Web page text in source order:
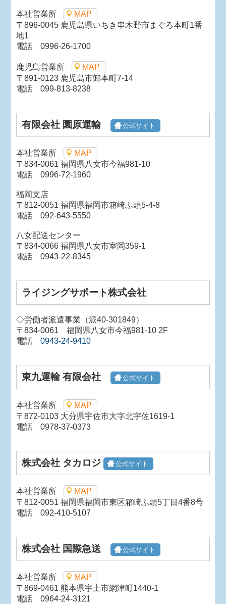
本社営業所
MAP
〒896-0045 鹿児島県いちき串木野市まぐろ本町1番
地1
電話 0996-26-1700
鹿児島営業所
MAP
〒891-0123 鹿児島市卸本町7-14
電話 099-813-8238
有限会社 園原運輸 公式サイト
本社営業所
MAP
〒834-0061 福岡県八女市今福981-10
電話 0996-72-1960
福岡支店
〒812-0051 福岡県福岡市箱崎ふ頭5-4-8
電話 092-643-5550
八女配送センター
〒834-0066 福岡県八女市室岡359-1
電話 0943-22-8345
ライジングサポート株式会社
◇労働者派遣事業（派40-301849）
〒834-0061 福岡県八女市今福981-10 2F
電話0943-24-9410
東九運輸 有限会社 公式サイト
本社営業所
MAP
〒872-0103 大分県宇佐市大字北宇佐1619-1
電話 0978-37-0373
株式会社 タカロジ 公式サイト
本社営業所
MAP
〒812-0051 福岡県福岡市東区箱崎ふ頭5丁目4番8号
電話 092-410-5107
株式会社 国際急送 公式サイト
本社営業所
MAP
〒869-0461 熊本県宇土市網津町1440-1
電話 0964-24-3121